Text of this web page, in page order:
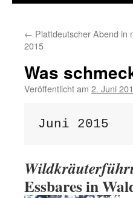
← Plattdeutscher Abend in
2015
Was
Veröffentlicht am 2. Juni
Juni 2015
Essbares in